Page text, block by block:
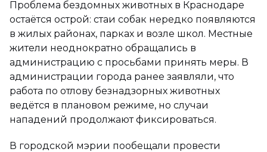
Проблема бездомных животных в Краснодаре
остаётся острой: стаи собак нередко появляются
в жилых районах, парках и возле школ. Местные
жители неоднократно обращались в
администрацию с просьбами принять меры. В
администрации города ранее заявляли, что
работа по отлову безнадзорных животных
ведётся в плановом режиме, но случаи
нападений продолжают фиксироваться.
В городской мэрии пообещали провести